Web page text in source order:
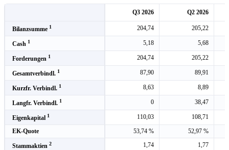
Q3 2026 Q2 2026
Bilanzsumme 1 204,74 205,22
Cash 1 5,18 5,68
Forderungen 1 204,74 205,22
Gesamtverbindl. 1 87,90 89,91
Kurzfr. Verbindl. 1 8,63 8,89
Langfr. Verbindl. 1 0 38,47
Eigenkapital 1 110,03
108,71
EK-Quote
53,74 % 52,97 %
Stammaktien 2 1,74 1,77